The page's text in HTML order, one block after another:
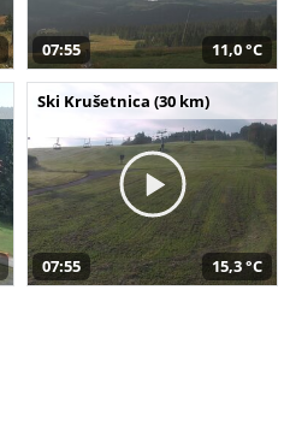
07:55 11,0 °C
Ski Krušetnica (30 km)
07:55 15,3 °C